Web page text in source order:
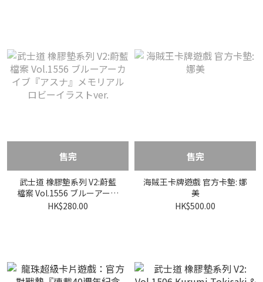
售完
武士道 橡膠墊系列 V2:蔚藍
檔案 Vol.1556 ブルーアーカ
イブ『アスナ』メモリアル
HK$280.00
售完
海賊王卡牌遊戲 官方卡墊: 娜
美
HK$500.00